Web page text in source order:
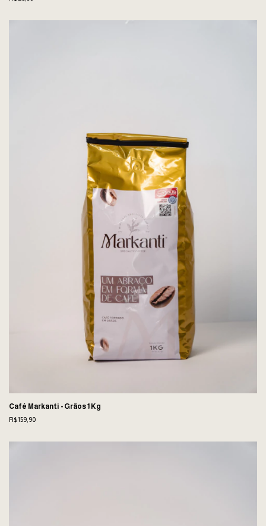
Café Markanti - Grãos 1 Kg
R$159,90